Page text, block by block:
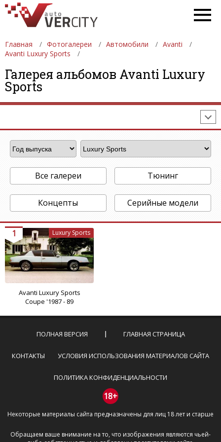
Главная Фотогалереи Автомобили
Avanti
Avanti Luxury Sports
Галерея альбомов Avanti Luxury
Sports
ФОТОГАЛЕРЕИ АВТОМОБИЛИ
ДЕВУШКИ
АВТОСАЛОНЫ
Все галереи Тюнинг
Концепты Серийные модели
Avanti Luxury Sports
Coupe '1987 - 89
1 Luxury Sports
ПОЛНАЯ ВЕРСИЯ ГЛАВНАЯ СТРАНИЦА
КОНТАКТЫ УСЛОВИЯ ИСПОЛЬЗОВАНИЯ МАТЕРИАЛОВ САЙТА
ПОЛИТИКА КОНФИДЕНЦИАЛЬНОСТИ
18+
Некоторые материалы сайта предназначены для лиц 18 лет и старше
Обращаем ваше внимание на то, что изображения являются чьей-